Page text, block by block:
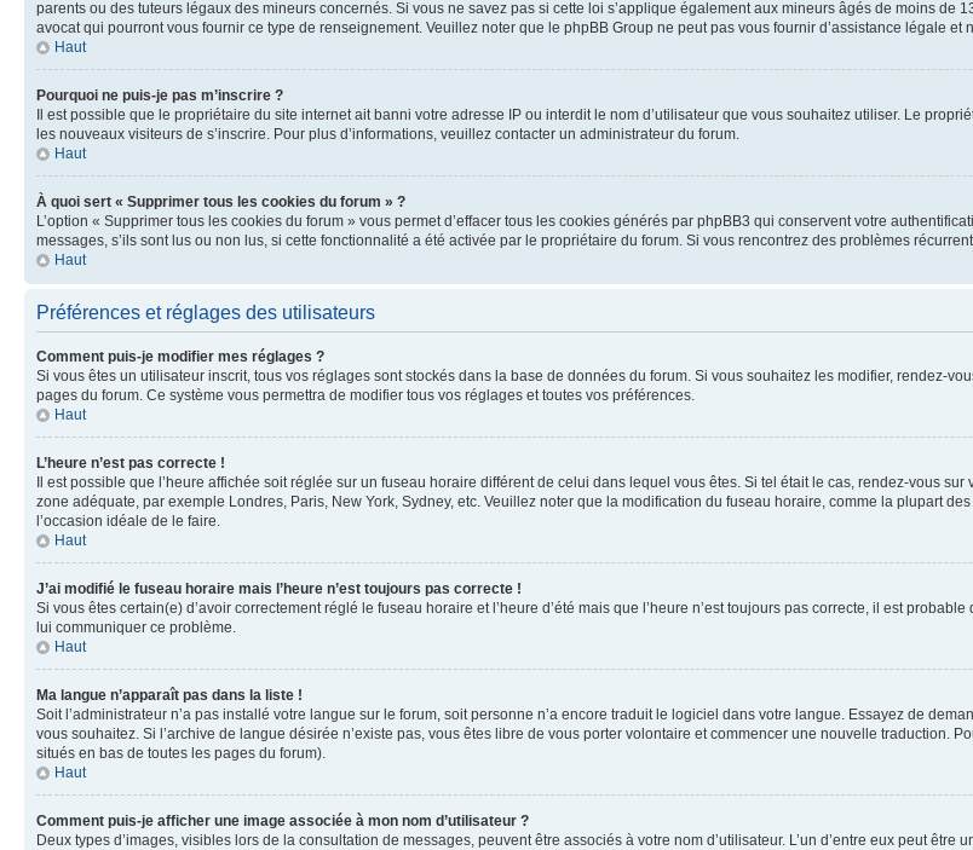
parents ou des tuteurs légaux des mineurs concernés. Si vous ne savez pas si cette loi s’applique également aux mineurs âgés de moins
avocat qui pourront vous fournir ce type de renseignement. Veuillez noter que le phpBB Group ne peut pas vous fournir d’assistance légale et
Haut
Pourquoi ne puis-je pas m’inscrire ?
Il est possible que le propriétaire du site internet ait banni votre adresse IP ou interdit le nom d’utilisateur que vous souhaitez utiliser. Le
les nouveaux visiteurs de s’inscrire. Pour plus d’informations, veuillez contacter un administrateur du forum.
Haut
À quoi sert « Supprimer tous les cookies du forum » ?
L’option « Supprimer tous les cookies du forum » vous permet d’effacer tous les cookies générés par phpBB3 qui conservent votre
messages, s’ils sont lus ou non lus, si cette fonctionnalité a été activée par le propriétaire du forum. Si vous rencontrez des problèmes
Haut
Préférences et réglages des utilisateurs
Comment puis-je modifier mes réglages ?
Si vous êtes un utilisateur inscrit, tous vos réglages sont stockés dans la base de données du forum. Si vous souhaitez les modifier, rendez-
pages du forum. Ce système vous permettra de modifier tous vos réglages et toutes vos préférences.
Haut
L’heure n’est pas correcte !
Il est possible que l’heure affichée soit réglée sur un fuseau horaire différent de celui dans lequel vous êtes. Si tel était le cas, rendez-vous
zone adéquate, par exemple Londres, Paris, New York, Sydney, etc. Veuillez noter que la modification du fuseau horaire, comme la plupart
l’occasion idéale de le faire.
Haut
J’ai modifié le fuseau horaire mais l’heure n’est toujours pas correcte !
Si vous êtes certain(e) d’avoir correctement réglé le fuseau horaire et l’heure d’été mais que l’heure n’est toujours pas correcte, il est
lui communiquer ce problème.
Haut
Ma langue n’apparaît pas dans la liste !
Soit l’administrateur n’a pas installé votre langue sur le forum, soit personne n’a encore traduit le logiciel dans votre langue. Essayez de
vous souhaitez. Si l’archive de langue désirée n’existe pas, vous êtes libre de vous porter volontaire et commencer une nouvelle traduction.
situés en bas de toutes les pages du forum).
Haut
Comment puis-je afficher une image associée à mon nom d’utilisateur ?
Deux types d’images, visibles lors de la consultation de messages, peuvent être associés à votre nom d’utilisateur. L’un d’entre eux peut